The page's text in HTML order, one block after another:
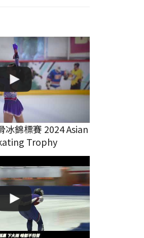
冰錦標賽 2024 Asian
Trophy